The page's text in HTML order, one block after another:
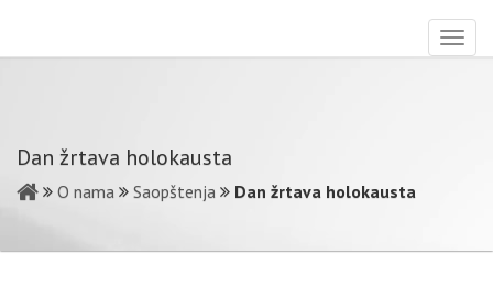
Dan žrtava holokausta
O nama Saopštenja Dan žrtava holokausta